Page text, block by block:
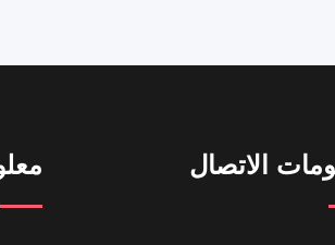
الاتصال